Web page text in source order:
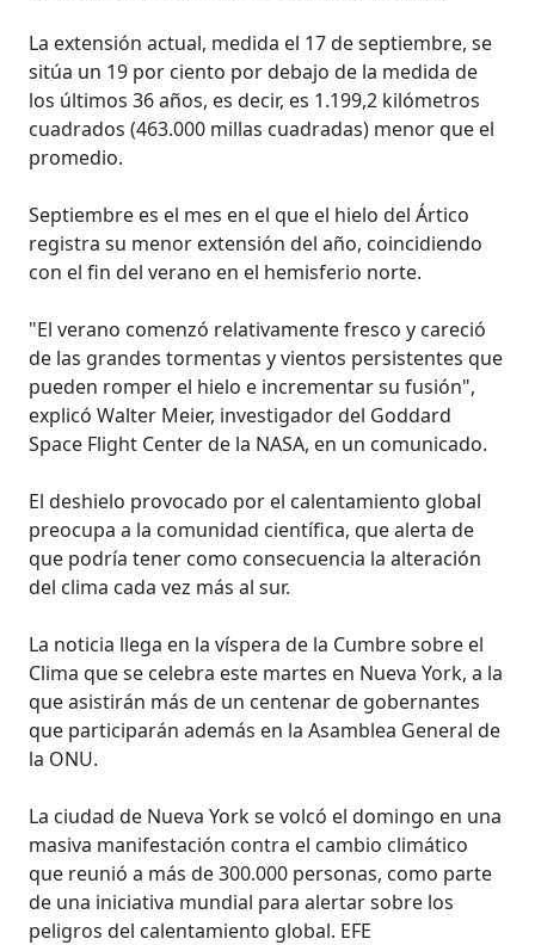
La extensión actual, medida el 17 de septiembre, se
sitúa un 19 por ciento por debajo de la medida de
los últimos 36 años, es decir, es 1.199,2 kilómetros
cuadrados (463.000 millas cuadradas) menor que el
promedio.
Septiembre es el mes en el que el hielo del Ártico
registra su menor extensión del año, coincidiendo
con el fin del verano en el hemisferio norte.
"El verano comenzó relativamente fresco y careció
de las grandes tormentas y vientos persistentes que
pueden romper el hielo e incrementar su fusión",
explicó Walter Meier, investigador del Goddard
Space Flight Center de la NASA, en un comunicado.
El deshielo provocado por el calentamiento global
preocupa a la comunidad científica, que alerta de
que podría tener como consecuencia la alteración
del clima cada vez más al sur.
La noticia llega en la víspera de la Cumbre sobre el
Clima que se celebra este martes en Nueva York, a la
que asistirán más de un centenar de gobernantes
que participarán además en la Asamblea General de
la ONU.
La ciudad de Nueva York se volcó el domingo en una
masiva manifestación contra el cambio climático
que reunió a más de 300.000 personas, como parte
de una iniciativa mundial para alertar sobre los
peligros del calentamiento global. EFE